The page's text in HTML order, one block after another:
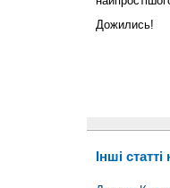
Дожились!
Інші